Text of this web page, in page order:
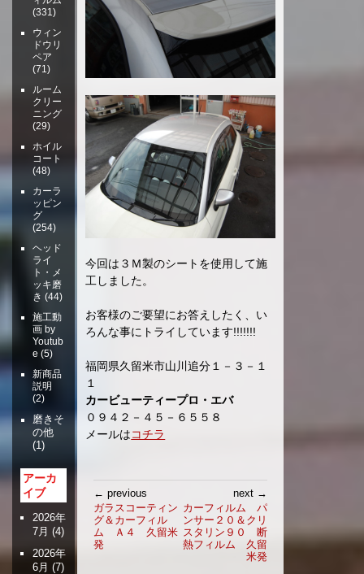
今回は３Ｍ製のシートを使用して施
工しました。
お客様のご要望にお答えしたく、い
ろんな事にトライしています!!!!!!!
福岡県久留米市山川追分１－３－１
１
カービューティープロ・エバ
０９４２－４５－６５５８
メールはコチラ
稿
ナ
ビ
← previous
ガラスコーティン
グ＆カーフィル
ム Ａ４ 久留米
発
next →
カーフィルム パ
ンサー２０＆クリ
スタリン９０ 断
熱フィルム 久留
米発
(331)
ウィン
ドウリ
ペア
(71)
ルーム
クリー
ニング
(29)
ホイル
コート
(48)
カーラ
ッピン
グ
(254)
ヘッド
ライ
ト・メ
ッキ磨
き (44)
施工動
画 by
Youtub
e (5)
新商品
説明
(2)
磨きそ
の他
(1)
アーカ
イブ
2026年
7月 (4)
2026年
6月 (7)